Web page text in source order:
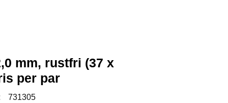
mm, rustfri (37 x
per par
731305